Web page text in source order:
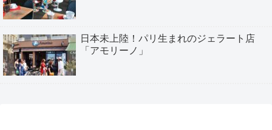
日本未上陸！パリ生まれのジェラート店
「アモリーノ」